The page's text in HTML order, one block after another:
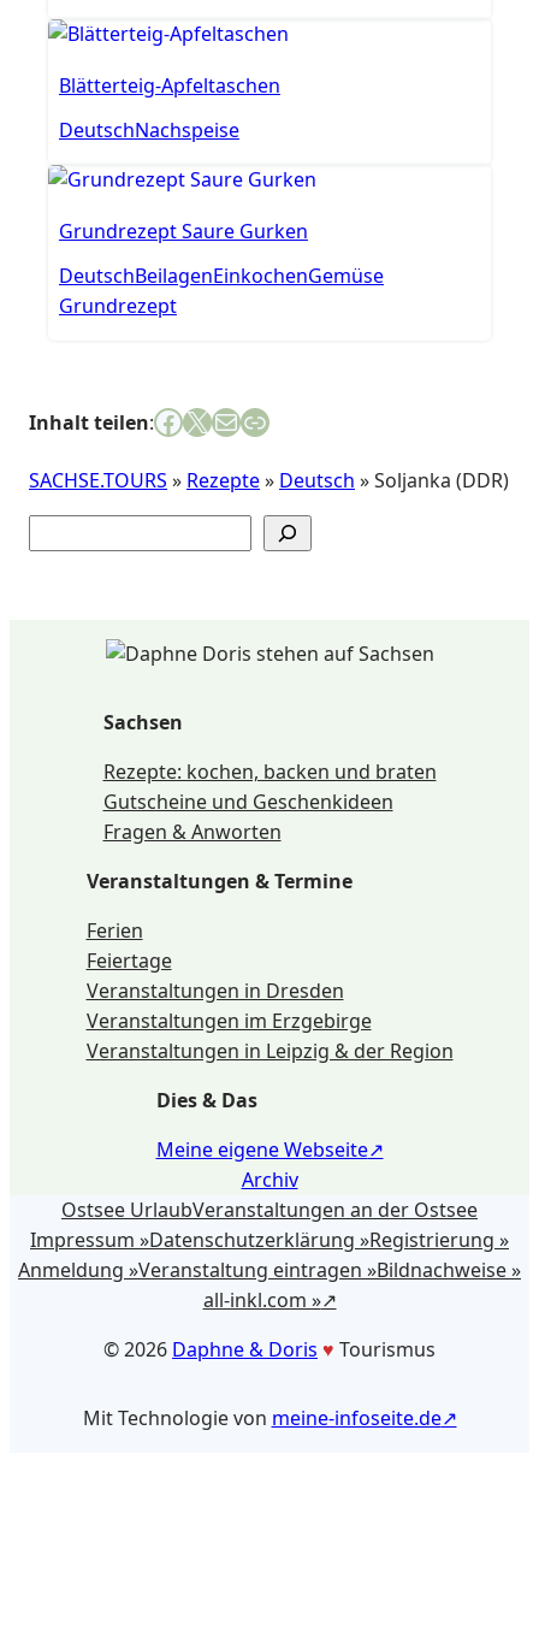
Blätterteig-Apfeltaschen
DeutschNachspeise
Grundrezept Saure Gurken
DeutschBeilagenEinkochenGemüse
Grundrezept
Inhalt teilen:Facebook
X E-Mail
Link
SACHSE.TOURS » Rezepte» Deutsch »Soljanka (DDR)
Sachsen
Rezepte: kochen, backen und braten
Gutscheine und Geschenkideen
Fragen & Anworten
Veranstaltungen & Termine
Ferien
Feiertage
Veranstaltungen in Dresden
Veranstaltungen im Erzgebirge
Veranstaltungen in Leipzig & der Region
Dies & Das
Meine eigene Webseite
Archiv
Ostsee UrlaubVeranstaltungen an der Ostsee
Impressum »Datenschutzerklärung »Registrierung »
Anmeldung »Veranstaltung eintragen »Bildnachweise »
all-inkl.com »
©️ 2026 Daphne & Doris ♥️ Tourismus
Mit Technologie von meine-infoseite.de